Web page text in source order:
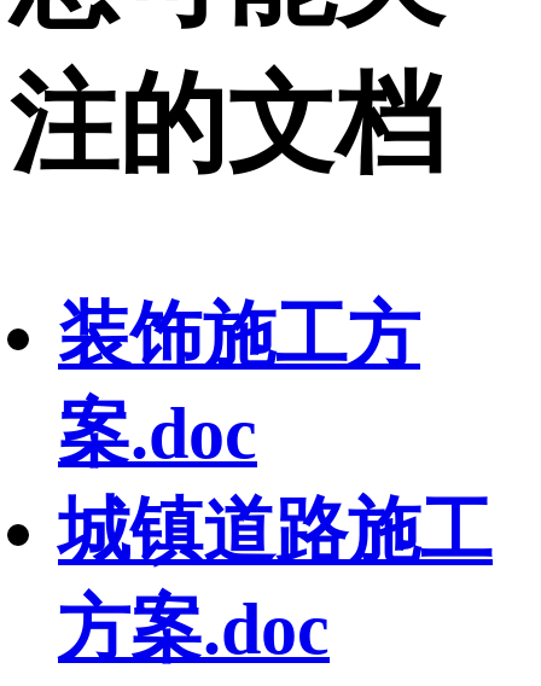
注的文档
装饰施工方
案.doc
城镇道路施工
方案.doc